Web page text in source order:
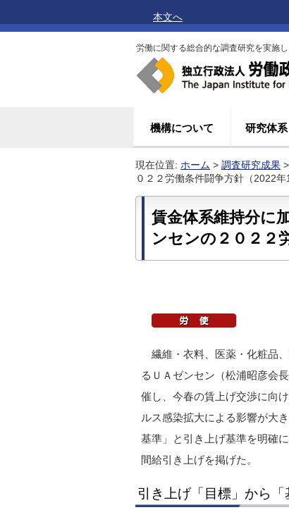
本文へ
労働に関する総合的な調査研究を実施
機構について 研究体系
現在位置: ホーム > 調査研究成果 >
０２２労働条件闘争方針（2022年
賃金体系維持分に
ンセンの２０２２
繊維・衣料、医薬・化粧品
るＵＡゼンセン（松浦昭彦会
催し、今春の賃上げ交渉に向
ルス感染拡大による影響が大
基準」と引き上げ基準を明確
間給引き上げを掲げた。
引き上げ「目標」から「